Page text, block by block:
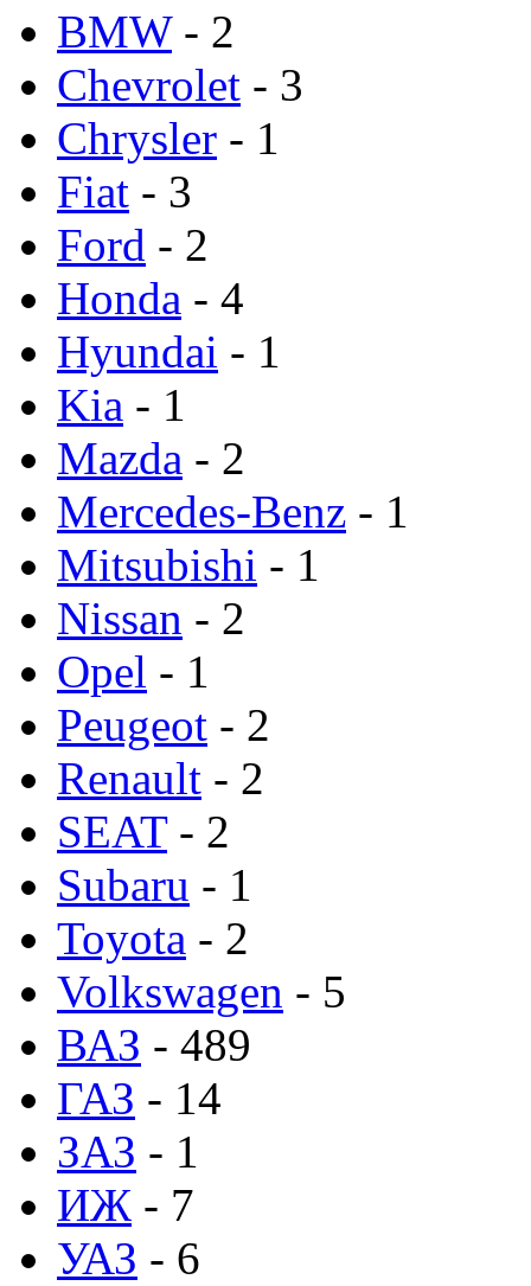
BMW- 2
Chevrolet - 3
Chrysler - 1
Fiat - 3
Ford - 2
Honda - 4
Hyundai - 1
Kia - 1
Mazda - 2
Mercedes-Benz - 1
Mitsubishi - 1
Nissan - 2
Opel - 1
Peugeot - 2
Renault - 2
SEAT- 2
Subaru - 1
Toyota - 2
Volkswagen - 5
ВАЗ - 489
ГАЗ - 14
ЗАЗ - 1
ИЖ - 7
УАЗ - 6